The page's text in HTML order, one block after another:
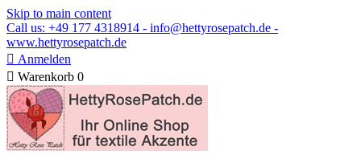
Skip to main content
Call us: +49 177 4318914 - info@hettyrosepatch.de -
www.hettyrosepatch.de
 Anmelden
 Warenkorb 0